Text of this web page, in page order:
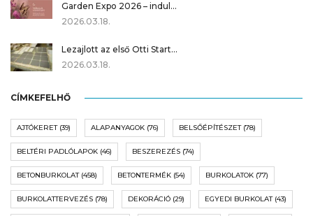
Garden Expo 2026 – indul…
2026.03.18.
Lezajlott az első Otti Start…
2026.03.18.
CÍMKEFELHŐ
AJTÓKERET(39) ALAPANYAGOK (76) BELSŐÉPÍTÉSZET(78)
BELTÉRI PADLÓLAPOK (46) BESZEREZÉS (74)
BETONBURKOLAT(458) BETONTERMÉK (54) BURKOLATOK (77)
BURKOLATTERVEZÉS (78) DEKORÁCIÓ (29) EGYEDI BURKOLAT(43)